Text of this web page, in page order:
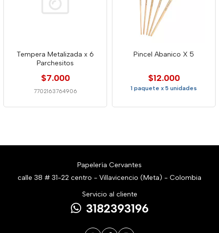
Tempera Metalizada x 6
Parchesitos
$7.000
7702163764906
Pincel Abanico X 5
$12.000
1 paquete x 5 unidades
Papelería Cervantes
calle 38 # 31-22 centro - Villavicencio (Meta) - Colombia
Servicio al cliente
3182393196